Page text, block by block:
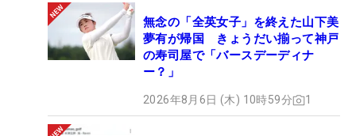
無念の「全英女子」を終えた山下美
夢有が帰国 きょうだい揃って神戸
の寿司屋で「バースデーディナ
ー？」
2026年8月6日 (木) 10時59分 1